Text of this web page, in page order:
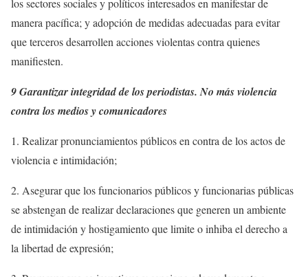
los sectores sociales y políticos interesados en manifestar de
manera pacífica; y adopción de medidas adecuadas para evitar
que terceros desarrollen acciones violentas contra quienes
manifiesten.
9 Garantizar integridad de los periodistas. No más violencia
contra los medios y comunicadores
1. Realizar pronunciamientos públicos en contra de los actos de
violencia e intimidación;
2. Asegurar que los funcionarios públicos y funcionarias públicas
se abstengan de realizar declaraciones que generen un ambiente
de intimidación y hostigamiento que limite o inhiba el derecho a
la libertad de expresión;